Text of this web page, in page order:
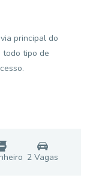
principal do
todo tipo de
2 Vagas